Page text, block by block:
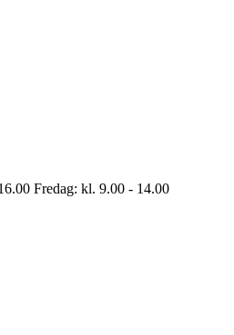
Fredag: kl. 9.00 - 14.00